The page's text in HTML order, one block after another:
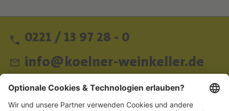
0221 / 13 97 28 - 0
info@koelner-weinkeller.de
Schnellzugriff